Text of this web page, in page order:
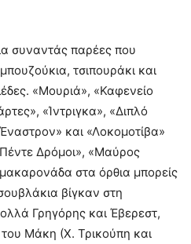
συναντάς παρέες που
τσιπουράκι και
«Μουριά», «Καφενείο
«Ίντριγκα», «Διπλό
και «Λοκομοτίβα»
Δρόμοι», «Μαύρος
στα όρθια μπορείς
βίγκαν στη
Γρηγόρης και Έβερεστ,
Μάκη (Χ. Τρικούπη και